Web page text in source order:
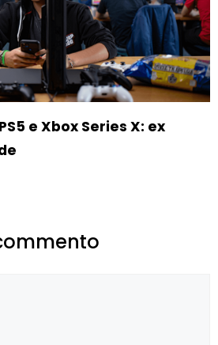
e Xbox Series X: ex